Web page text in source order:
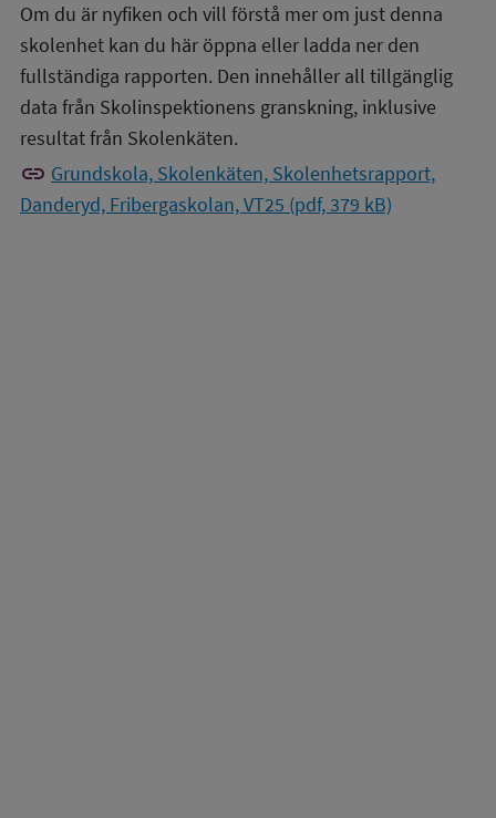
Om du är nyfiken och vill förstå mer om just denna
skolenhet kan du här öppna eller ladda ner den
fullständiga rapporten. Den innehåller all tillgänglig
data från Skolinspektionens granskning, inklusive
resultat från Skolenkäten.
link Grundskola, Skolenkäten, Skolenhetsrapport,
Danderyd, Fribergaskolan, VT25 (pdf, 379 kB)